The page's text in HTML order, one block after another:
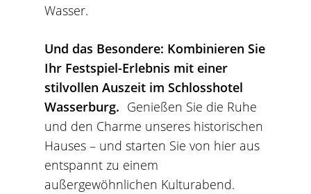
Wasser.
Und das Besondere: Kombinieren Sie
Ihr Festspiel-Erlebnis mit einer
stilvollen Auszeit im Schlosshotel
Wasserburg. Genießen Sie die Ruhe
und den Charme unseres historischen
Hauses – und starten Sie von hier aus
entspannt zu einem
außergewöhnlichen Kulturabend.